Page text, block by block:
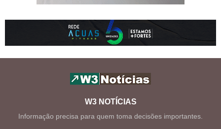
W3 NOTÍCIAS
Informação precisa para quem toma decisões importantes.